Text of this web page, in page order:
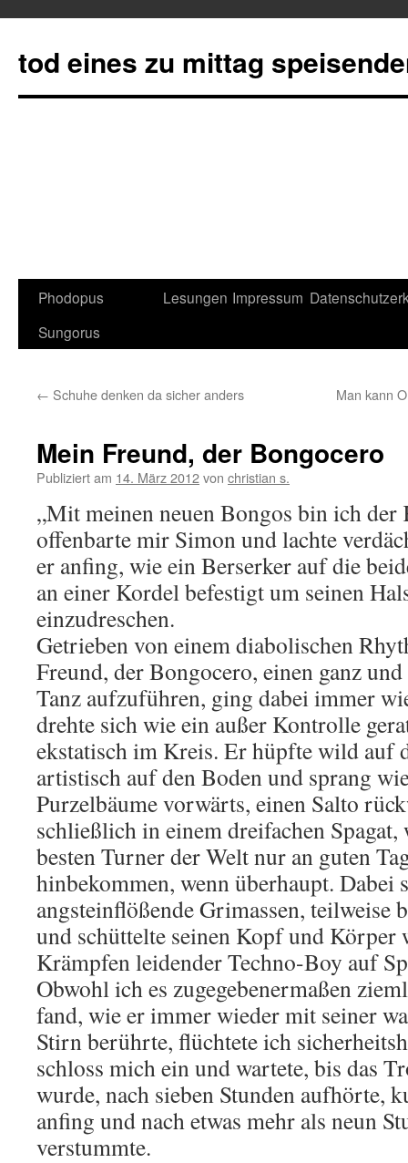
tod eines zu mittag
Springe
zum
Phodopus
Sungorus
Lesungen Impressum
← Schuhe denken da sicher anders Man kann
Mein Freund, der Bongocero
Publiziert am 14. März 2012von christian s.
„Mit meinen neuen Bongos bin ich der
offenbarte mir Simon und lachte
er anfing, wie ein Berserker auf die
an einer Kordel befestigt um seinen
einzudreschen.
Getrieben von einem diabolischen
Freund, der Bongocero, einen ganz
Tanz aufzuführen, ging dabei immer
drehte sich wie ein außer Kontrolle
ekstatisch im Kreis. Er hüpfte wild auf
artistisch auf den Boden und sprang
Purzelbäume vorwärts, einen Salto
schließlich in einem dreifachen
besten Turner der Welt nur an guten
hinbekommen, wenn überhaupt. Dabei
angsteinflößende Grimassen, teilweise
und schüttelte seinen Kopf und Körper
Krämpfen leidender Techno-Boy auf
Obwohl ich es zugegebenermaßen
fand, wie er immer wieder mit seiner
Stirn berührte, flüchtete ich
schloss mich ein und wartete, bis das
wurde, nach sieben Stunden aufhörte,
anfing und nach etwas mehr als neun
verstummte.